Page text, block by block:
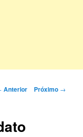
Anterior Próximo →